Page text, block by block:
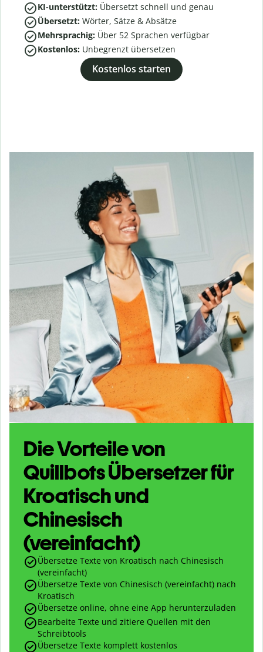
KI-unterstützt: Übersetzt schnell und genau
Übersetzt: Wörter, Sätze & Absätze
Mehrsprachig: Über 52 Sprachen verfügbar
Kostenlos: Unbegrenzt übersetzen
Kostenlos starten
Die Vorteile von
Quillbots Übersetzer für
Kroatisch und
Chinesisch
(vereinfacht)
Übersetze Texte von Kroatisch nach Chinesisch
(vereinfacht)
Übersetze Texte von Chinesisch (vereinfacht) nach
Kroatisch
Übersetze online, ohne eine App herunterzuladen
Bearbeite Texte und zitiere Quellen mit den
Schreibtools
Übersetze Texte komplett kostenlos